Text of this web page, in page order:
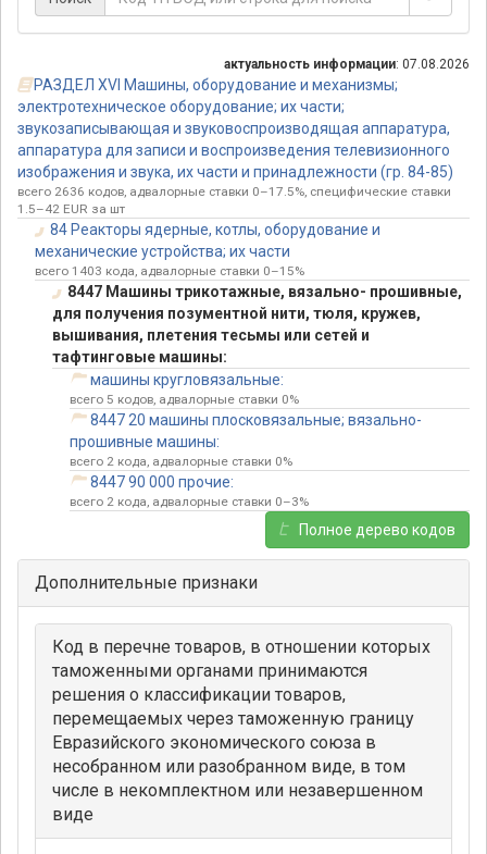
актуальность информации: 07.08.2026
РАЗДЕЛ XVI Машины, оборудование и механизмы;
электротехническое оборудование; их части;
звукозаписывающая и звуковоспроизводящая аппаратура,
аппаратура для записи и воспроизведения телевизионного
изображения и звука, их части и принадлежности (гр. 84-85)
всего 2636 кодов, адвалорные ставки 0–17.5%, специфические ставки
1.5–42 EUR за шт
84 Реакторы ядерные, котлы, оборудование и
механические устройства; их части
всего 1403 кода, адвалорные ставки 0–15%
8447 Машины трикотажные, вязально- прошивные,
для получения позументной нити, тюля, кружев,
вышивания, плетения тесьмы или сетей и
тафтинговые машины:
машины кругловязальные:
всего 5 кодов, адвалорные ставки 0%
8447 20 машины плосковязальные; вязально-
прошивные машины:
всего 2 кода, адвалорные ставки 0%
8447 90 000 прочие:
всего 2 кода, адвалорные ставки 0–3%
Полное дерево кодов
Дополнительные признаки
Код в перечне товаров, в отношении которых
таможенными органами принимаются
решения о классификации товаров,
перемещаемых через таможенную границу
Евразийского экономического союза в
несобранном или разобранном виде, в том
числе в некомплектном или незавершенном
виде